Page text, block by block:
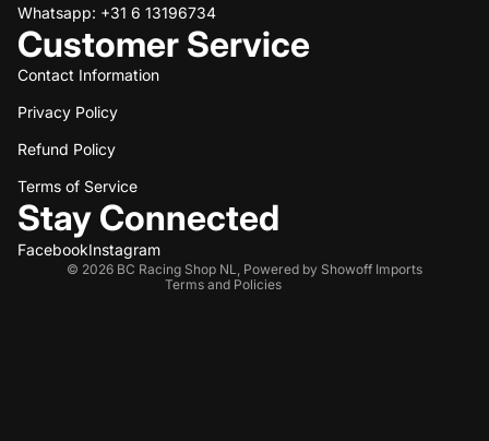
Whatsapp: +31 6 13196734
Customer Service
Contact Information
Privacy Policy
Refund Policy
Terms of Service
Stay Connected
FacebookInstagram
© 2026 BC Racing Shop NL
Powered by Showoff Imports
Terms and Policies
Refund policy
Privacy policy
Terms of service
Shipping policy
Contact information